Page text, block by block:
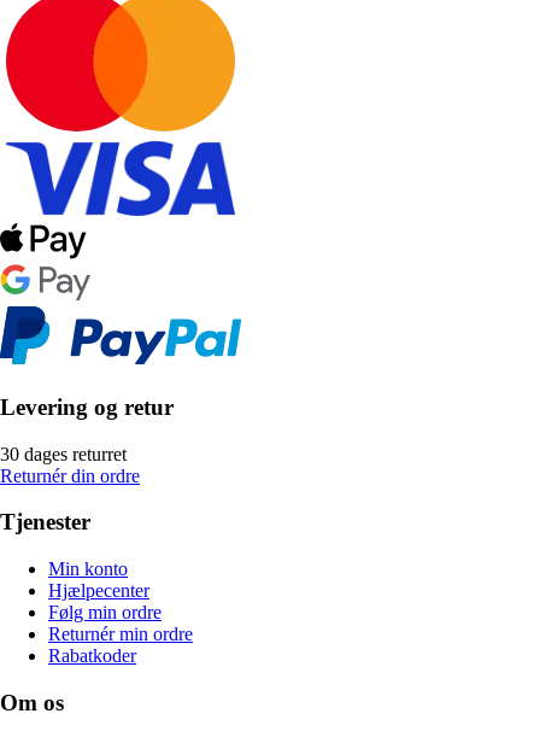
Levering og retur
30 dages returret
Returnér din ordre
Tjenester
Min konto
Hjælpecenter
Følg min ordre
Returnér min ordre
Rabatkoder
Om os